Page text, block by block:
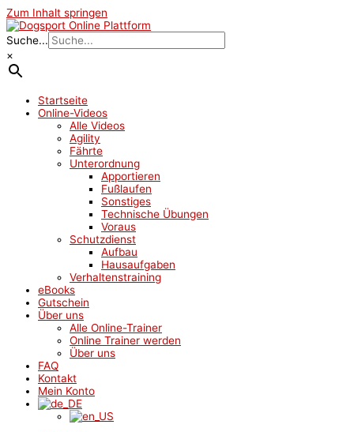
Zum Inhalt springen
Suche...
×
Startseite
Online-Videos
Alle Videos
Agility
Fährte
Unterordnung
Apportieren
Fußlaufen
Sonstiges
Technische Übungen
Voraus
Schutzdienst
Aufbau
Hausaufgaben
Verhaltenstraining
eBooks
Gutschein
Über uns
Alle Online-Trainer
Online Trainer werden
Über uns
FAQ
Kontakt
Mein Konto